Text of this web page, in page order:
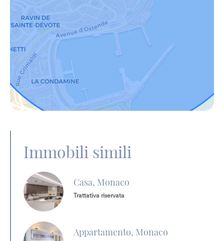
Immobili simili
Casa, Monaco
Trattativa riservata
Appartamento, Monaco